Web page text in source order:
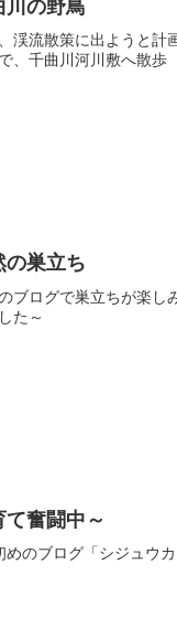
川の野鳥
渓流散策に出ようと計
、千曲川河川敷へ散歩
の巣立ち
ブログで巣立ちが楽し
た～
て奮闘中～
めのブログ「シジュウ